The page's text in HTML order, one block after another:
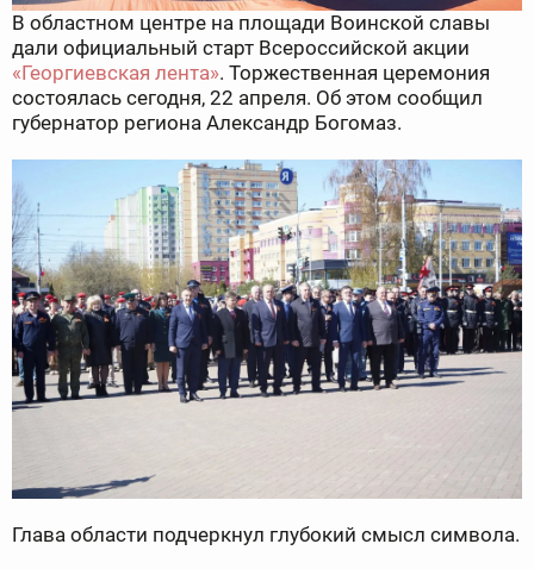
В областном центре на площади Воинской славы
дали официальный старт Всероссийской акции
«Георгиевская лента». Торжественная церемония
состоялась сегодня, 22 апреля. Об этом сообщил
губернатор региона Александр Богомаз.
Глава области подчеркнул глубокий смысл символа.